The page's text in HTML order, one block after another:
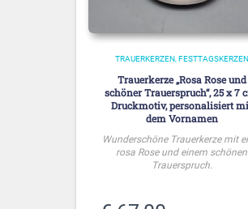
TRAUERKERZEN FESTTAGSKERZEN
Trauerkerze „Rosa Rose und
schöner Trauerspruch“, 25 x 7
Druckmotiv, personalisiert
dem Vornamen
Wunderschöne Trauerkerze mit
rosa Rose und einem schönen
Trauerspruch.